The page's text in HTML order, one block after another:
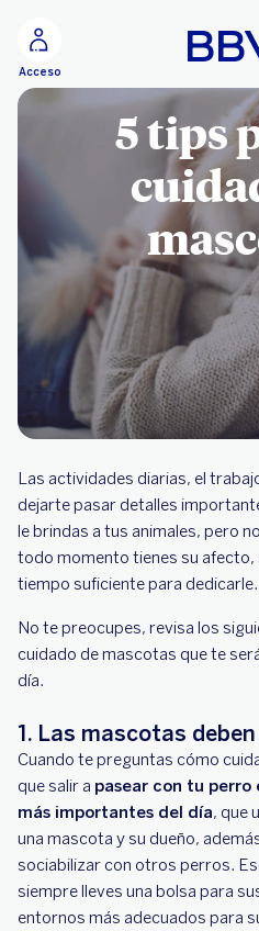
Acceso
5 tips
Las actividades diarias, el
dejarte pasar detalles
le brindas a tus animales, pero
todo momento tienes su afecto,
tiempo suficiente para dedicarle.
No te preocupes, revisa los
cuidado de mascotas que te
día.
1. Las mascotas
Cuando te preguntas cómo
que salir a pasear con tu perro
más importantes del día, que
una mascota y su dueño,
sociabilizar con otros perros.
siempre lleves una bolsa para
entornos más adecuados para